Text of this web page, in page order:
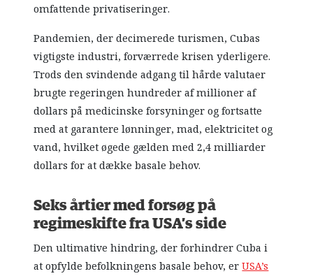
omfattende privatiseringer.
Pandemien, der decimerede turismen, Cubas
vigtigste industri, forværrede krisen yderligere.
Trods den svindende adgang til hårde valutaer
brugte regeringen hundreder af millioner af
dollars på medicinske forsyninger og fortsatte
med at garantere lønninger, mad, elektricitet og
vand, hvilket øgede gælden med 2,4 milliarder
dollars for at dække basale behov.
Seks årtier med forsøg på
regimeskifte fra USA’s side
Den ultimative hindring, der forhindrer Cuba i
at opfylde befolkningens basale behov, erUSA’s